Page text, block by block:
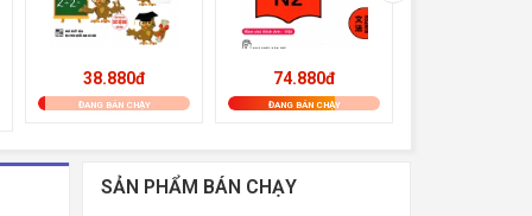
38.880đ
ĐANG BÁN CHẠY
74.880đ
ĐANG BÁN CHẠY
SẢN PHẨM BÁN CHẠY